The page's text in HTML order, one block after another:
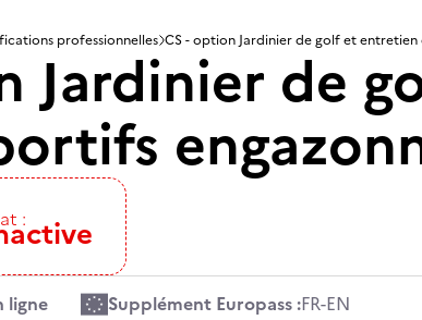
professionnelles CS - option Jardinier de golf et entretien
Jardinier de
:
ligne Supplément Europass :FR-EN